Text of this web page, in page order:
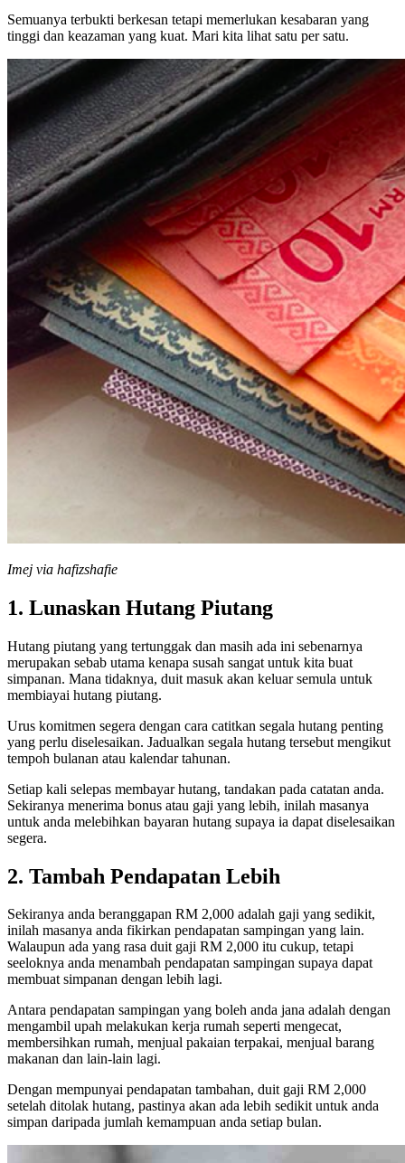
Semuanya terbukti berkesan tetapi memerlukan kesabaran yang
tinggi dan keazaman yang kuat. Mari kita lihat satu per satu.
Imej via hafizshafie
1. Lunaskan Hutang Piutang
Hutang piutang yang tertunggak dan masih ada ini sebenarnya
merupakan sebab utama kenapa susah sangat untuk kita buat
simpanan. Mana tidaknya, duit masuk akan keluar semula untuk
membiayai hutang piutang.
Urus komitmen segera dengan cara catitkan segala hutang penting
yang perlu diselesaikan. Jadualkan segala hutang tersebut mengikut
tempoh bulanan atau kalendar tahunan.
Setiap kali selepas membayar hutang, tandakan pada catatan anda.
Sekiranya menerima bonus atau gaji yang lebih, inilah masanya
untuk anda melebihkan bayaran hutang supaya ia dapat diselesaikan
segera.
2. Tambah Pendapatan Lebih
Sekiranya anda beranggapan RM 2,000 adalah gaji yang sedikit,
inilah masanya anda fikirkan pendapatan sampingan yang lain.
Walaupun ada yang rasa duit gaji RM 2,000 itu cukup, tetapi
seeloknya anda menambah pendapatan sampingan supaya dapat
membuat simpanan dengan lebih lagi.
Antara pendapatan sampingan yang boleh anda jana adalah dengan
mengambil upah melakukan kerja rumah seperti mengecat,
membersihkan rumah, menjual pakaian terpakai, menjual barang
makanan dan lain-lain lagi.
Dengan mempunyai pendapatan tambahan, duit gaji RM 2,000
setelah ditolak hutang, pastinya akan ada lebih sedikit untuk anda
simpan daripada jumlah kemampuan anda setiap bulan.